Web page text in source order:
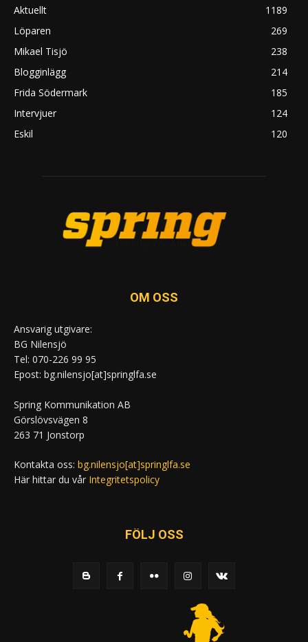
Aktuellt
1189
Löparen
269
Mikael Tisjö
238
Blogginlägg
214
Frida Södermark
185
Intervjuer
124
Eskil
120
OM OSS
Ansvarig utgivare:
BG Nilensjö
Tel: 070-226 99 95
Epost: bg.nilensjo[at]springlfa.se
Spring Kommunikation AB
Görslövsvägen 8
263 71 Jonstorp
Kontakta oss: bg.nilensjo[at]springlfa.se
Här hittar du vår Integritetspolicy
FÖLJ OSS